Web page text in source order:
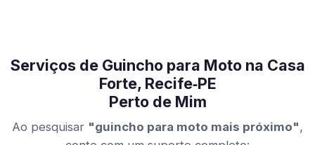
Serviços de Guincho para Moto na Casa
Forte, Recife‑PE
Perto de Mim
Ao pesquisar "guincho para moto mais próximo",